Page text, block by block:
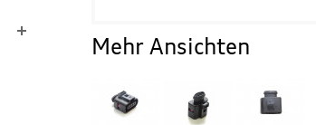
Mehr Ansichten